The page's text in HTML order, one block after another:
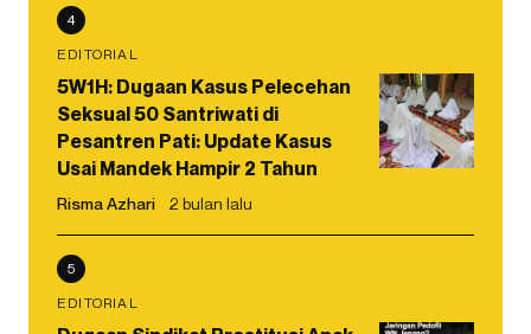
4
EDITORIAL
5W1H: Dugaan Kasus Pelecehan
Seksual 50 Santriwati di
Pesantren Pati: Update Kasus
Usai Mandek Hampir 2 Tahun
Risma Azhari 2 bulan lalu
5
EDITORIAL